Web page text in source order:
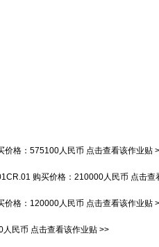
价格： 575100人民币 点击查看该作业贴
购买价格： 210000人民币 点击查
价格： 120000人民币 点击查看该作业贴
人民币 点击查看该作业贴 >>